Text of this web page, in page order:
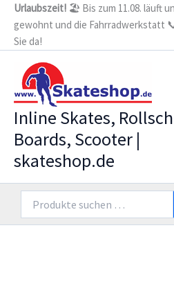
Zum
Inhalt
springen
Urlaubszeit! 🏖️ Bis zum 11.08. läuft
gewohnt und die Fahrradwerkstatt
Sie da!
Inline Skates,
Boards, Scooter |
skateshop.de
nach:
Stopper
(Bremse
Nr.62)
Menge